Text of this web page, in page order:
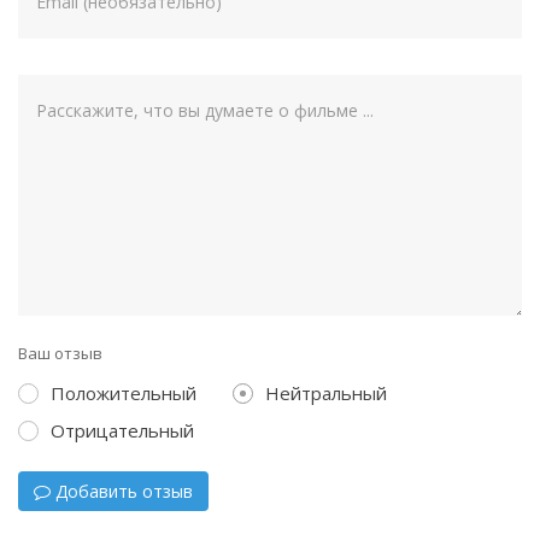
Ваш отзыв
Положительный
Нейтральный
Отрицательный
Добавить отзыв